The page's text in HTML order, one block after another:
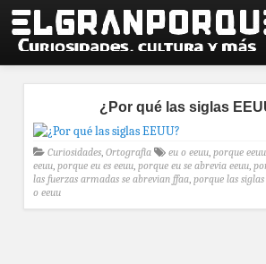
¿Por qué las siglas
Curiosidades, Ortografía eu o eeuu, porque eeuu
eeuu, porque eu es eeuu, porque eu se abrevia eeuu,
las fuerzas armadas se abrevian ffaa, porque las siglas
o eeuu